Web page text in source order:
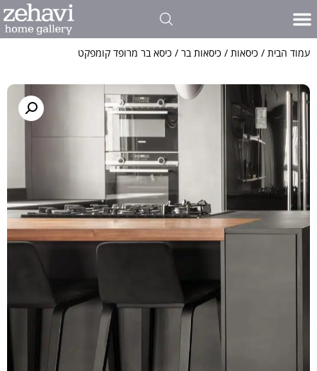
עמוד הבית / כיסאות / כיסאות בר / כיסא בר מרופד קומפקט